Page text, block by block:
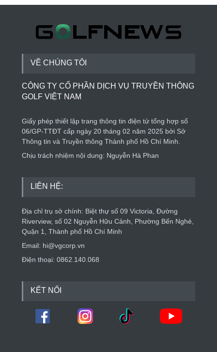
Thành lập Trung tâm Giải mã lượng tử Quang
Phong cách sống 6 ngày trước
VỀ CHÚNG TÔI
CÔNG TY CỔ PHẦN DỊCH VỤ TRUYỀN THÔNG
GOLF VIỆT NAM
Giấy phép thiết lập trang thông tin điện tử tổng hợp số
06/GP-TTĐT cấp ngày 20 tháng 02 năm 2025 bởi Sở
Thông tin và Truyền thông Thành phố Hồ Chí Minh.
Chịu trách nhiệm nội dung: Nguyễn Hà Phan
LIÊN HỆ:
Địa chỉ trụ sở chính: Biệt thự số 09 Victoria, Đường
Riverview, số 02 Nguyễn Hữu Cảnh, Phường Bến Nghé,
Quận 1, Thành phố Hồ Chí Minh
Email: hi@vgcorp.vn
Điện thoại: 0862.140.068
KẾT NỐI